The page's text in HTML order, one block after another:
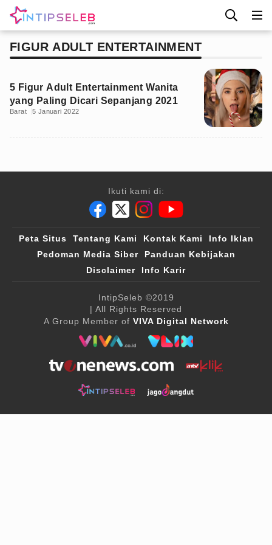
FIGUR ADULT ENTERTAINMENT
5 Figur Adult Entertainment Wanita
yang Paling Dicari Sepanjang 2021
Barat 5 Januari 2022
Ikuti kami di:
Peta Situs Tentang Kami Kontak Kami
Info Iklan
Pedoman Media Siber
Panduan Kebijakan
Disclaimer
Info Karir
IntipSeleb ©2019
| All Rights Reserved
A Group Member of VIVA Digital Network